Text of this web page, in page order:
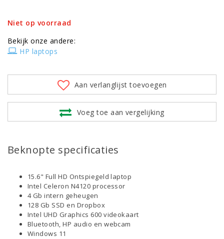
Niet op voorraad
Bekijk onze andere:
HP laptops
Aan verlanglijst toevoegen
Voeg toe aan vergelijking
Beknopte specificaties
15.6" Full HD Ontspiegeld laptop
Intel Celeron N4120 processor
4 Gb intern geheugen
128 Gb SSD en Dropbox
Intel UHD Graphics 600 videokaart
Bluetooth, HP audio en webcam
Windows 11